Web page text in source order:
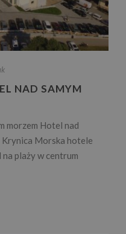
NAD SAMYM
morzem Hotel nad
Morska hotele
plaży w centrum